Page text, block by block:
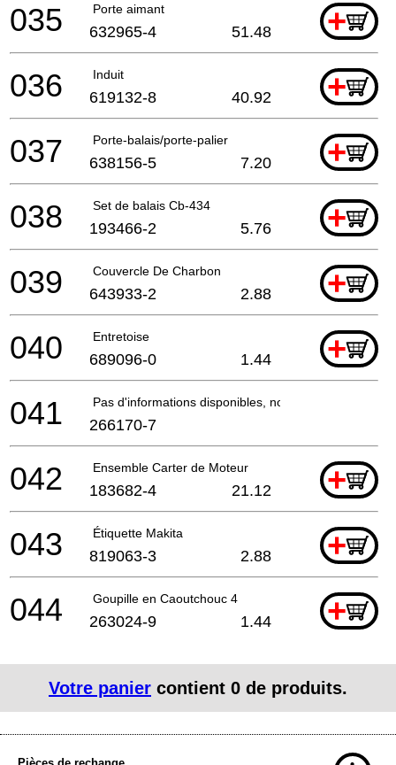
Porte aimant +
035 632965-4 51.48
Induit +
036 619132-8 40.92
Porte-balais/porte-palier +
037 638156-5 7.20
Set de balais Cb-434 +
038 193466-2 5.76
Couvercle De Charbon +
039 643933-2 2.88
Entretoise +
040 689096-0 1.44
Pas d'informations disponibles, non commandable
041 266170-7
Ensemble Carter de Moteur +
042 183682-4 21.12
Étiquette Makita +
043 819063-3 2.88
Goupille en Caoutchouc 4 +
044 263024-9 1.44
Votre panier contient 0 de produits.